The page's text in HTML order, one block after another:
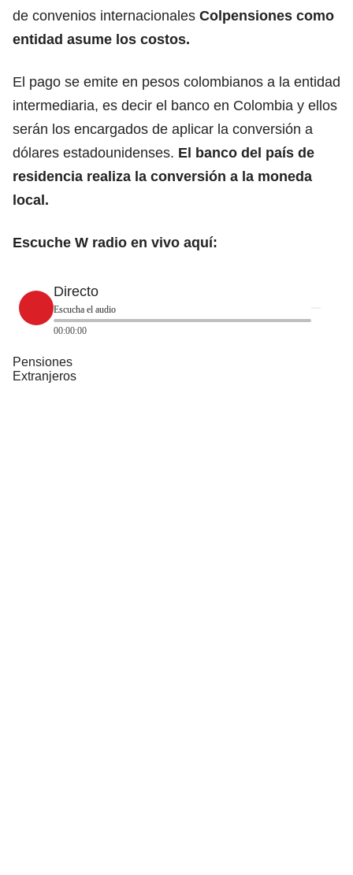
de convenios internacionales Colpensiones como
entidad asume los costos.
El pago se emite en pesos colombianos a la entidad
intermediaria, es decir el banco en Colombia y ellos
serán los encargados de aplicar la conversión a
dólares estadounidenses. El banco del país de
residencia realiza la conversión a la moneda
local.
Escuche W radio en vivo aquí:
Directo
Escucha el audio
00:00:00
Pensiones
Extranjeros